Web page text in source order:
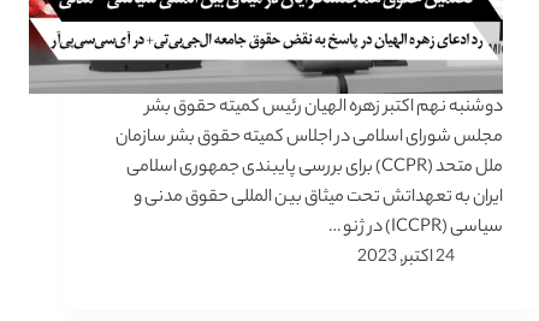
دوشنبه نهم اکتبر زهره الهیان رئیس کمیته حقوق بشر
مجلس شورای اسلامی در اجلاس کمیته حقوق بشر سازمان
ملل متحد (CCPR) برای بررسی پایبندی جمهوری اسلامی
ایران به تعهداتش تحت میثاق بین المللی حقوق مدنی و
سیاسی (ICCPR) در ژنو …
24 اکتبر, 2023